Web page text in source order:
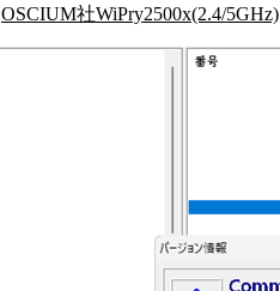
OSCIUM社WiPry2500x(2.4/5GHz)